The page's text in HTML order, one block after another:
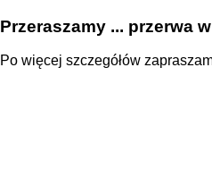
Przeraszamy ... przerwa
Po więcej szczegółów